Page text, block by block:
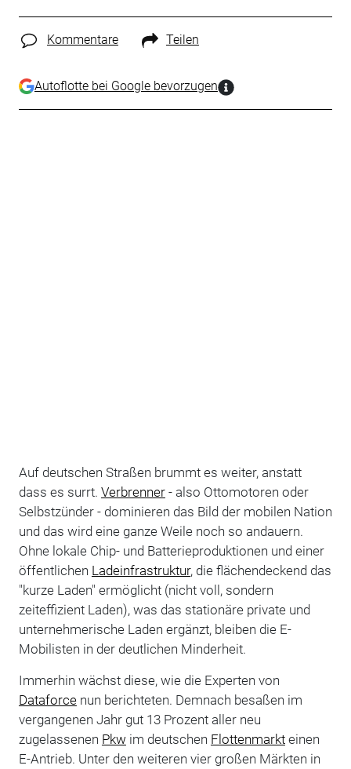
Kommentare Teilen
Autoflotte bei Google bevorzugen
Auf deutschen Straßen brummt es weiter, anstatt
dass es surrt. Verbrenner- also Ottomotoren oder
Selbstzünder - dominieren das Bild der mobilen Nation
und das wird eine ganze Weile noch so andauern.
Ohne lokale Chip- und Batterieproduktionen und einer
öffentlichen Ladeinfrastruktur, die flächendeckend das
"kurze Laden" ermöglicht (nicht voll, sondern
zeiteffizient Laden), was das stationäre private und
unternehmerische Laden ergänzt, bleiben die E-
Mobilisten in der deutlichen Minderheit.
Immerhin wächst diese, wie die Experten von
Dataforcenun berichteten. Demnach besaßen im
vergangenen Jahr gut 13 Prozent aller neu
zugelassenen Pkw im deutschen Flottenmarkteinen
E-Antrieb. Unter den weiteren vier großen Märkten in